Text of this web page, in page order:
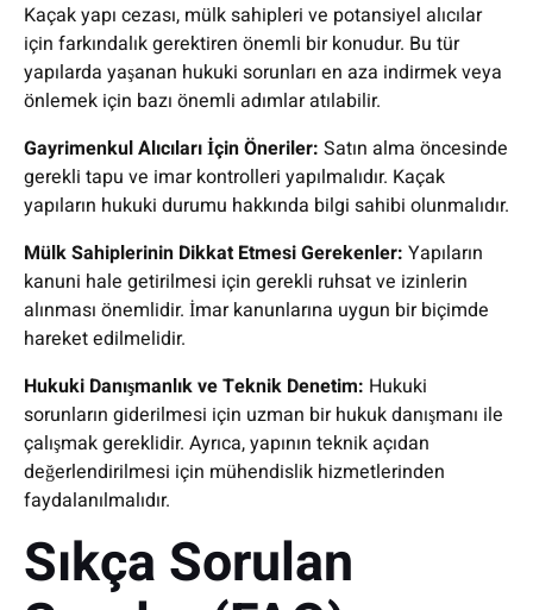
Kaçak yapı cezası, mülk sahipleri ve potansiyel alıcılar
için farkındalık gerektiren önemli bir konudur. Bu tür
yapılarda yaşanan hukuki sorunları en aza indirmek veya
önlemek için bazı önemli adımlar atılabilir.
Gayrimenkul Alıcıları İçin Öneriler: Satın alma öncesinde
gerekli tapu ve imar kontrolleri yapılmalıdır. Kaçak
yapıların hukuki durumu hakkında bilgi sahibi olunmalıdır.
Mülk Sahiplerinin Dikkat Etmesi Gerekenler: Yapıların
kanuni hale getirilmesi için gerekli ruhsat ve izinlerin
alınması önemlidir. İmar kanunlarına uygun bir biçimde
hareket edilmelidir.
Hukuki Danışmanlık ve Teknik Denetim: Hukuki
sorunların giderilmesi için uzman bir hukuk danışmanı ile
çalışmak gereklidir. Ayrıca, yapının teknik açıdan
değerlendirilmesi için mühendislik hizmetlerinden
faydalanılmalıdır.
Sıkça Sorulan